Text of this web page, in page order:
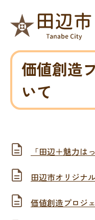
価値創造
いて
「田辺＋魅力は
田辺市オリジナ
価値創造プロジ